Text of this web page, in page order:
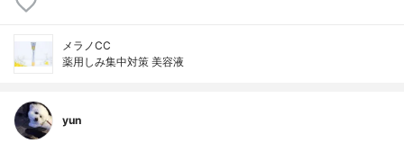
メラノCC
薬用しみ集中対策 美容液
yun